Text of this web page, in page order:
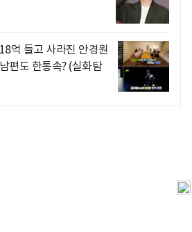
억 들고 사라진 안경원
편도 한통속? (실화탐